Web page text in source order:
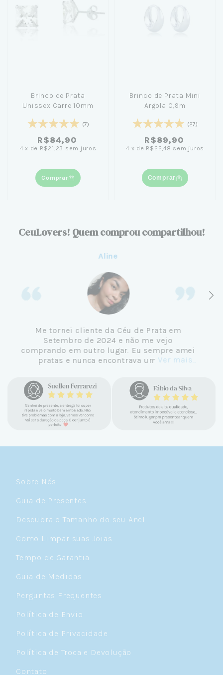
Brinco de Prata
Unissex Carre 10mm
(7)
R$84,90
4 x de R$21,23 sem juros
Comprar
Brinco de Prata Mini
Argola 0,9m
(27)
R$89,90
4 x de R$22,48 sem juros
Comprar
CeuLovers! Quem comprou compartilhou!
Aline
Me tornei cliente da Céu de Prata em
Setembro de 2024 e não me vejo
comprando em outro lugar. Eu sempre amei
pratas e nunca encontrava uma loja
encontrar a Céu. Atendimento
personalizado, verdadeiras jóias prata 925,
mimos e brindes incríveis. Virei cliente fiel
e amo demais as pratas que são lindas, tem
um brilho incrível e preço super justo. Fora
Ver mais...
Sobre Nós
Guia de Presentes
Descubra o Tamanho do seu Anel
Como Limpar suas Joias
Tempo de Garantia
Guia de Medidas
Perguntas Frequentes
Política de Envio
Política de Privacidade
Política de Troca e Devolução
Contato